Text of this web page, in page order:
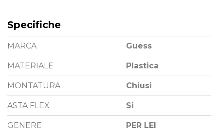
Specifiche
MARCA Guess
MATERIALE Plastica
MONTATURA Chiusi
ASTA FLEX Si
GENERE PER LEI